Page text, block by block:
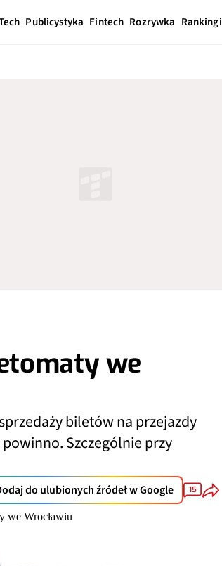
Publicystyka Fintech Rozrywka Rankingi
we
biletów na przejazdy
powinno. Szczególnie przy
do ulubionych źródeł w Google 15